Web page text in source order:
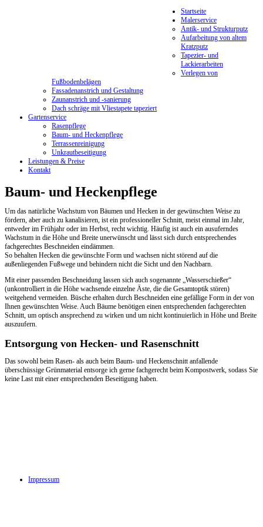
Startseite
Malerservice
Antik- und Strukturputz
Aufarbeitung von altem
Kratzputz
Tapezier- und
Lackierarbeiten
Verlegen von
Fußbodenbelägen
Fassadenanstrich und Gestaltung
Zaunanstrich und -sanierung
Dach schräge mit Vliestapete tapeziert
Gartenservice
Rasenpflege
Baum- und Heckenpflege
Terrassenreinigung
Unkrautbeseitigung
Leistungen & Preise
Kontakt
Baum- und Heckenpflege
Um das natürliche Wachstum von Bäumen und Hecken in der gewünschten Weise zu
fördern, aber auch zu kanalisieren, ist ein professioneller Schnitt, meist einmal im Jahr,
entweder im Frühjahr oder im Herbst, recht wichtig. Häufig ist auch ein ausuferndes
Wachstum in die Höhe und Breite unerwünscht und lässt sich durch entsprechendes
fachgerechtes Beschneiden eindämmen.
So behalten Hecken die gewünschte Form und wachsen nicht störend auf die
außenliegenden Fußwege und behindern nicht die Sicht und den Nachbarn.
Mit einer passenden Beschneidung lassen sich auch sogenannte „Wasserschießer“
(unkontrolliert in die Höhe wachsende einzelne Äste, die die Gesamtoptik stören)
weitgehend vermeiden. Büsche erhalten durch Beschneiden eine gefällige Form in der von
Ihnen gewünschten Weise. Auch Bäume benötigen einen entsprechenden fachgerechten
Schnitt, um optisch ansprechend zu wirken und um nicht kontinuierlich in Höhe und Breite
auszuufern.
Entsorgung von Hecken- und Rasenschnitt
Das sowohl beim Rasen- als auch beim Baum- und Heckenschnitt anfallende
überschüssige Grünmaterial entsorge ich gerne fachgerecht beim Kompostwerk, sodass Sie
keine Last mit einer entsprechenden Beseitigung haben.
Impressum